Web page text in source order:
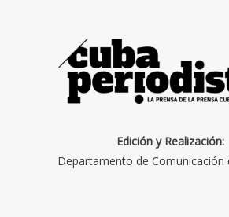
Edición y Realización:
Departamento de Comunicación